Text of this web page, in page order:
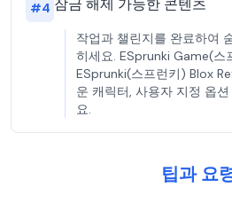
#4 잠금 해제 가능한 콘텐츠
작업과 챌린지를 완료하여
히세요. ESprunki Game(스
ESprunki(스프런키) Blox
운 캐릭터, 사용자 지정 옵
요.
팁과 요